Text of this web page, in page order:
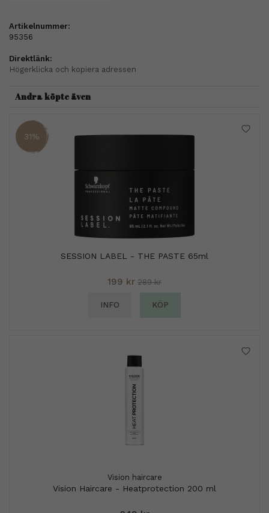
Artikelnummer:
95356
Direktlänk:
Högerklicka och kopiera adressen
Andra köpte även
31%
SESSION LABEL - THE PASTE 65ml
199 kr 289 kr
INFO KÖP
Vision haircare
Vision Haircare - Heatprotection 200 ml